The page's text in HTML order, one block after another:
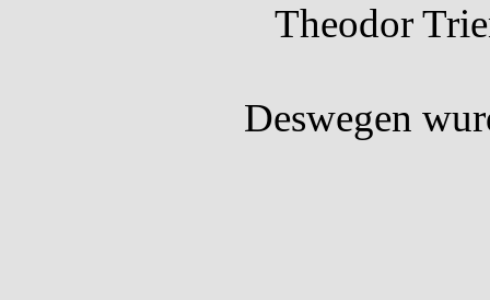
Theodor
Deswegen